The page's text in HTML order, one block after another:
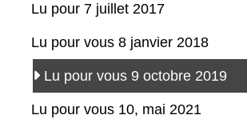
Lu pour 7 juillet 2017
Lu pour vous 8 janvier 2018
Lu pour vous 9 octobre 2019
Lu pour vous 10, mai 2021